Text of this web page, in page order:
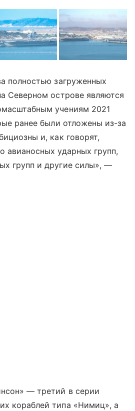
полностью загруженных
Северном острове являются
учениям 2021
ранее были отложены из-за
и, как говорят,
авианосных ударных групп,
групп и другие силы»,—
— третий в серии
кораблей типа «Нимиц», а